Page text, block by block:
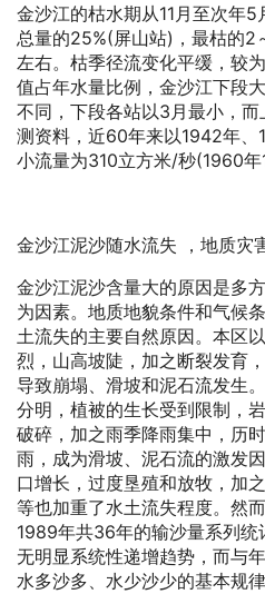
金沙江的枯水期从11月至次年
总量的25%(屏山站)，最枯的2
左右。枯季径流变化平缓，较
值占年水量比例，金沙江下段
不同，下段各站以3月最小，
测资料，近60年来以1942年
小流量为310立方米/秒(1960年
金沙江泥沙随水流失 ，地质灾
金沙江泥沙含量大的原因是多
为因素。地质地貌条件和气候
土流失的主要自然原因。本区
烈，山高坡陡，加之断裂发育
导致崩塌、滑坡和泥石流发生
分明，植被的生长受到限制，
破碎，加之雨季降雨集中，历
雨，成为滑坡、泥石流的激发
口增长，过度垦殖和放牧，加
等也加重了水土流失程度。然
1989年共36年的输沙量系列统
无明显系统性递增趋势，而与
水多沙多、水少沙少的基本规律